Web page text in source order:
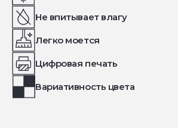
Не впитывает влагу
Легко моется
Цифровая печать
Вариативность цвета